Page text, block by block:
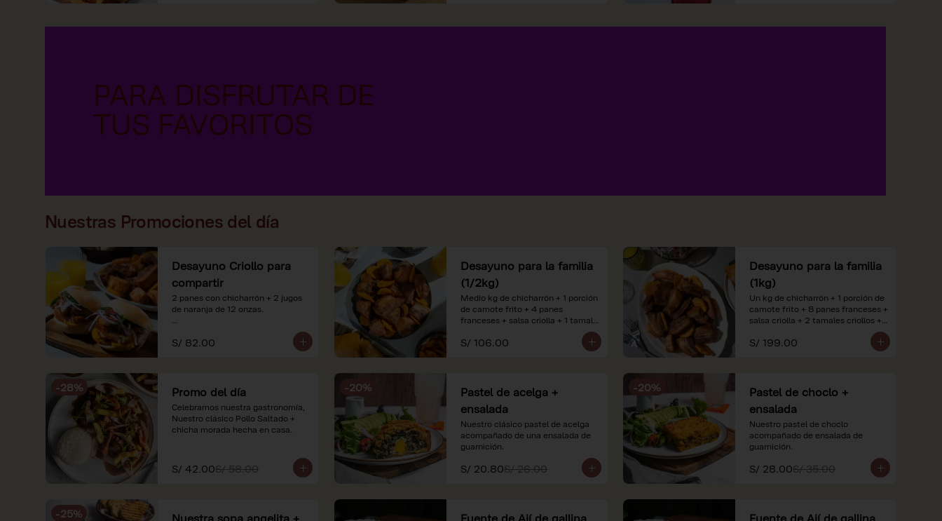
Nuestras Promociones del día
Desayuno Criollo para
compartir
2 panes con chicharrón + 2 jugos
de naranja de 12 onzas.
expresados en soles e incluyen
S/ 82.00
Desayuno para la familia
(1/2kg)
Medio kg de chicharrón + 1 porción
de camote frito + 4 panes
franceses + salsa criolla + 1 tamal
criollo + 1 litro de jugo de naranja.
consumo. Imágenes referenciales.
S/ 106.00
Desayuno para la familia
(1kg)
Un kg de chicharrón + 1 porción de
camote frito + 8 panes franceses +
salsa criolla + 2 tamales criollos +
consumo. Imágenes referenciales.
S/ 199.00
-28% Promo del día
Celebramos nuestra gastronomía,
Nuestro clásico Pollo Saltado +
chicha morada hecha en casa.
S/ 42.00S/ 58.00
-20%
Pastel de acelga +
ensalada
Nuestro clásico pastel de acelga
acompañado de una ensalada de
guarnición.
S/ 20.80S/ 26.00
-20%
Pastel de choclo +
ensalada
Nuestro pastel de choclo
acompañado de ensalada de
guarnición.
S/ 28.00S/ 35.00
-25%
Nuestra sopa angelita +
Fuente de Ají de gallina
Fuente de Ají de gallina